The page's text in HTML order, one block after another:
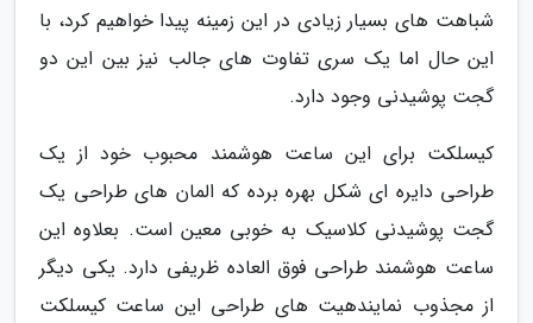
شباهت های بسیار زیادی در این زمینه پیدا خواهیم کرد، با
این حال اما یک سری تفاوت های جالب نیز بین این دو
گجت پوشیدنی وجود دارد.
کیسلکت برای این ساعت هوشمند محبوب خود از یک
طراحی دایره ای شکل بهره برده که المان های طراحی یک
گجت پوشیدنی کلاسیک به خوبی معین است. بعلاوه این
ساعت هوشمند طراحی فوق العاده ظریفی دارد. یکی دیگر
از مجذوب نمایندهیت های طراحی این ساعت کیسلکت